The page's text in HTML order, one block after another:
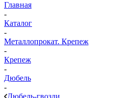
Главная
-
Каталог
-
Металлопрокат. Крепеж
-
Крепеж
-
Дюбель
-
Дюбель-гвозди